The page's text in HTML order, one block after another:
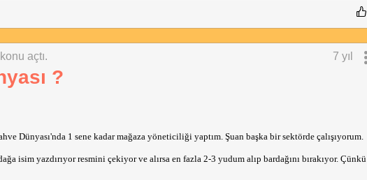
açtı. 7 yıl
?
Dünyası'nda 1 sene kadar mağaza yöneticiliği yaptım. Şuan başka bir sektörde çalışıyorum.
isim yazdırıyor resmini çekiyor ve alırsa en fazla 2-3 yudum alıp bardağını bırakıyor. Çünkü